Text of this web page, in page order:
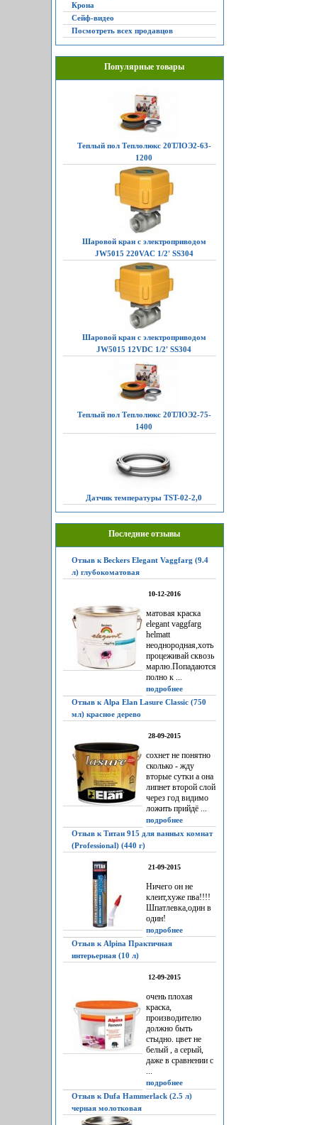
Крона
Сейф-видео
Посмотреть всех продавцов
Популярные товары
Теплый пол Теплолюкс 20ТЛОЭ2-63-
1200
Шаровой кран с электроприводом
JW5015 220VAC 1/2' SS304
Шаровой кран с электроприводом
JW5015 12VDC 1/2' SS304
Теплый пол Теплолюкс 20ТЛОЭ2-75-
1400
Датчик температуры TST-02-2,0
Последние отзывы
Отзыв к Beckers Elegant Vaggfarg (9.4
л) глубокоматовая
10-12-2016
матовая краска
elegant vaggfarg
helmatt
неоднородная,хоть
процеживай сквозь
марлю.Попадаются
полно к ...
подробнее
Отзыв к Alpa Elan Lasure Classic (750
мл) красное дерево
28-09-2015
сохнет не понятно
сколько - жду
вторые сутки а она
липнет второй слой
через год видимо
ложить прийдё ...
подробнее
Отзыв к Титан 915 для ванных комнат
(Professional) (440 г)
21-09-2015
Ничего он не
клеит,хуже пва!!!!
Шпатлевка,один в
один!
подробнее
Отзыв к Alpina Практичная
интерьерная (10 л)
12-09-2015
очень плохая
краска,
производителю
должно быть
стыдно. цвет не
белый , а серый,
даже в сравнении с
...
подробнее
Отзыв к Dufa Hammerlack (2.5 л)
черная молотковая